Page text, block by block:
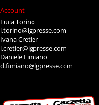
Account
Luca Torino
l.torino@lgpresse.com
Ivana Cretier
i.cretier@lgpresse.com
Daniele Fimiano
d.fimiano@lgpresse.com